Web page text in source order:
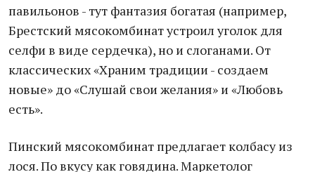
павильонов - тут фантазия богатая (например,
Брестский мясокомбинат устроил уголок для
селфи в виде сердечка), но и слоганами. От
классических «Храним традиции - создаем
новые» до «Слушай свои желания» и «Любовь
есть».
Пинский мясокомбинат предлагает колбасу из
лося. По вкусу как говядина. Маркетолог